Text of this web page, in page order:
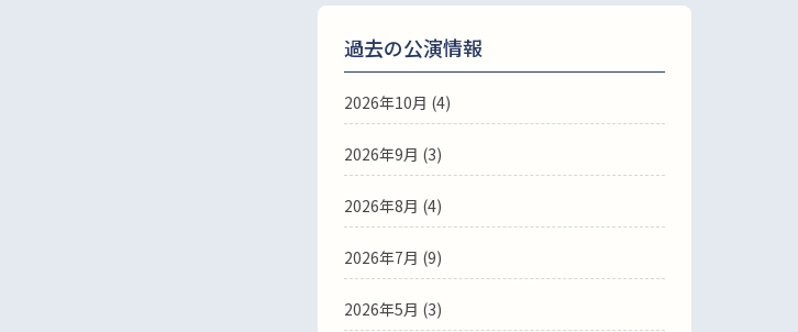
過去の公演情報
2026年10月 (4)
2026年9月 (3)
2026年8月 (4)
2026年7月 (9)
2026年5月 (3)